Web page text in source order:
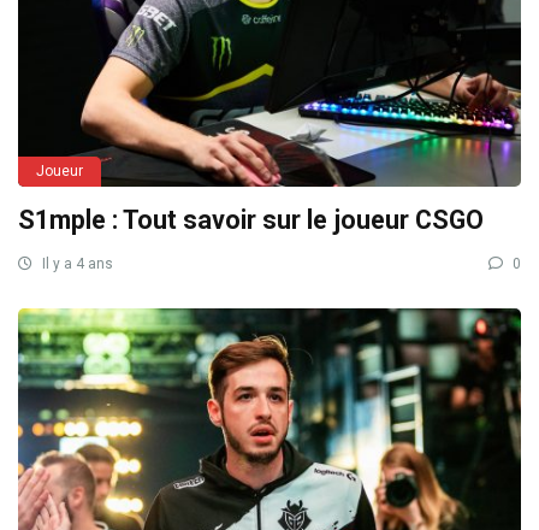
Joueur
S1mple : Tout savoir sur le joueur CSGO
Il y a 4 ans 0